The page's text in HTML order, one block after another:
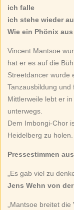
ich falle
ich stehe wieder
Wie ein Phönix
Vincent Mantsoe
hat er es auf die
Streetdancer wurde
Tanzausbildung und
Mittlerweile lebt er
unterwegs.
Dem Imbongi-Chor
Heidelberg zu holen.
Pressestimmen
„Es gab viel zu
Jens Wehn von
„Mantsoe breitet